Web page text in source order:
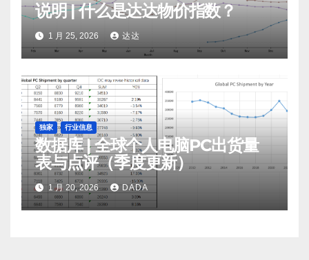
说明 | 什么是达达物价指数？
1 月 25, 2026 达达
独家 行业信息
数据库 | 全球个人电脑PC出货量
表与点评（季度更新）
1 月 20, 2026 DADA